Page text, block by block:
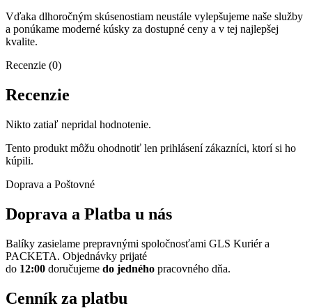
Vďaka dlhoročným skúsenostiam neustále vylepšujeme naše služby
a ponúkame moderné kúsky za dostupné ceny a v tej najlepšej
kvalite.
Recenzie (0)
Recenzie
Nikto zatiaľ nepridal hodnotenie.
Tento produkt môžu ohodnotiť len prihlásení zákazníci, ktorí si ho
kúpili.
Doprava a Poštovné
Doprava a Platba u nás
Balíky zasielame prepravnými spoločnosťami GLS Kuriér a
PACKETA. Objednávky prijaté
do 12:00 doručujeme do jedného pracovného dňa.
Cenník za platbu